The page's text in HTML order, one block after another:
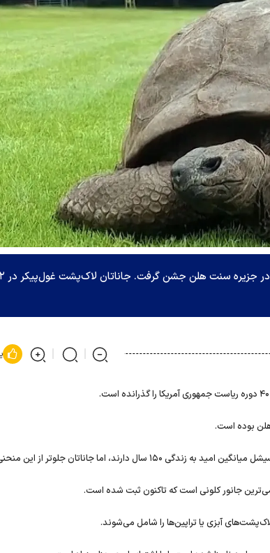
پیرترین حیوان
بوده است.
اما جاناتان جلوتر از این منحنی است.
جانور کلونی است که تاکنون ثبت شده است.
آبزی یا تراپین‌ها را شامل می‌شوند.